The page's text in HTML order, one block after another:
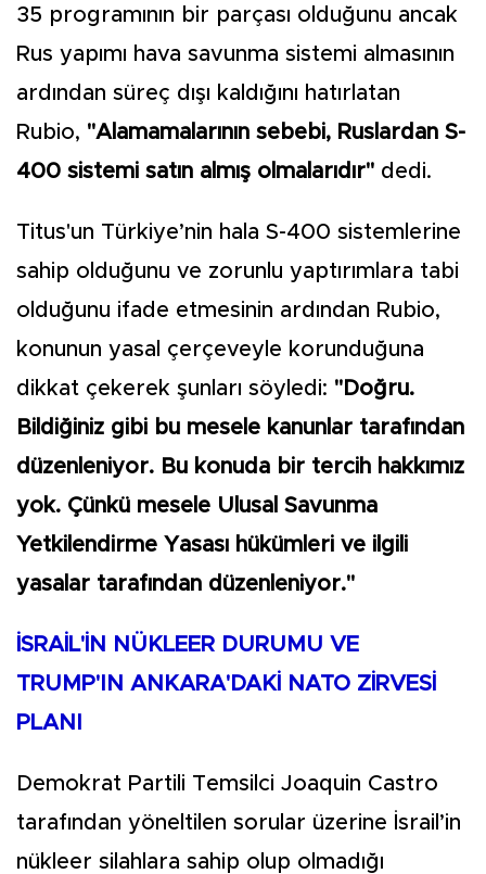
35 programının bir parçası olduğunu ancak
Rus yapımı hava savunma sistemi almasının
ardından süreç dışı kaldığını hatırlatan
Rubio, "Alamamalarının sebebi, Ruslardan S-
400 sistemi satın almış olmalarıdır" dedi.
Titus'un Türkiye’nin hala S-400 sistemlerine
sahip olduğunu ve zorunlu yaptırımlara tabi
olduğunu ifade etmesinin ardından Rubio,
konunun yasal çerçeveyle korunduğuna
dikkat çekerek şunları söyledi: "Doğru.
Bildiğiniz gibi bu mesele kanunlar tarafından
düzenleniyor. Bu konuda bir tercih hakkımız
yok. Çünkü mesele Ulusal Savunma
Yetkilendirme Yasası hükümleri ve ilgili
yasalar tarafından düzenleniyor."
İSRAİL'İN NÜKLEER DURUMU VE
TRUMP'IN ANKARA'DAKİ NATO ZİRVESİ
PLANI
Demokrat Partili Temsilci Joaquin Castro
tarafından yöneltilen sorular üzerine İsrail’in
nükleer silahlara sahip olup olmadığı